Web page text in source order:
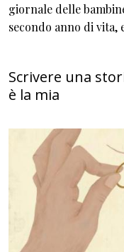
giornale delle
secondo anno di vita,
Scrivere una
è la mia